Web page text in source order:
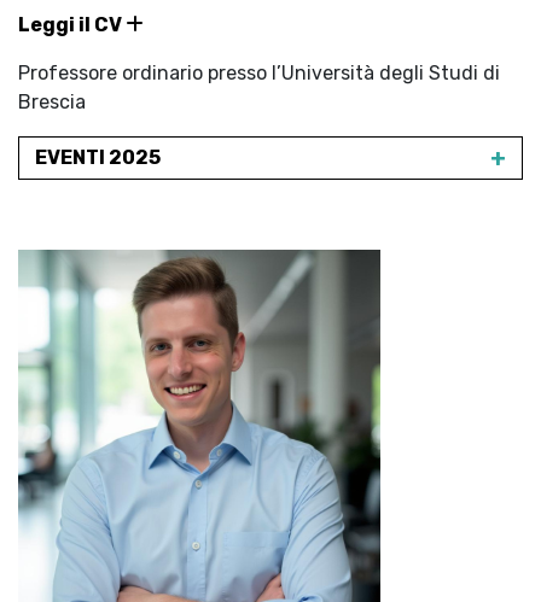
Leggi il CV
Professore ordinario presso l’Università degli Studi di
Brescia
EVENTI 2025 +